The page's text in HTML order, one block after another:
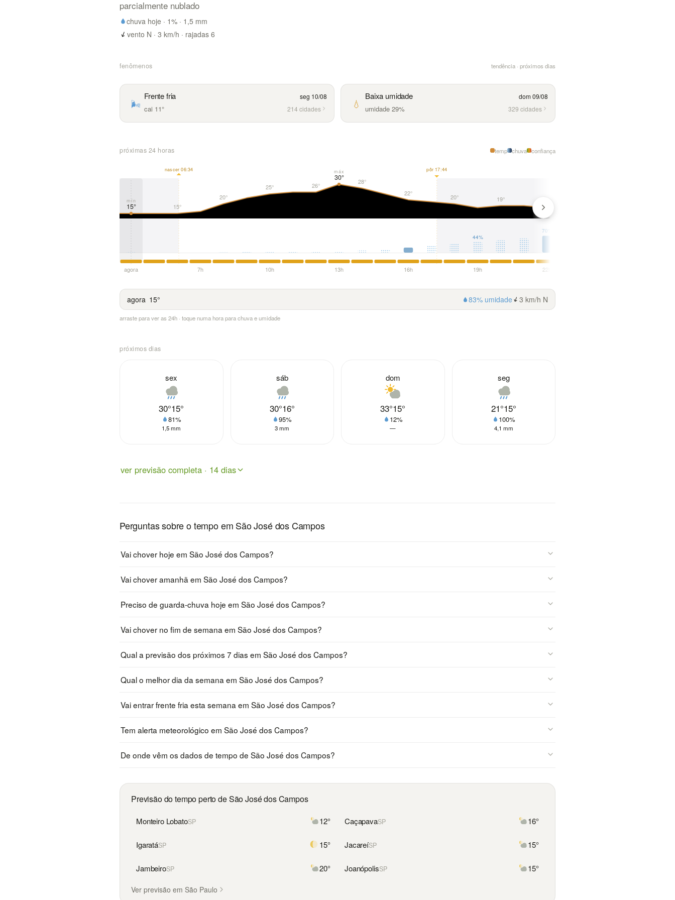
parcialmente nublado
chuva hoje · 1% · 1,5 mm
vento N · 3 km/h · rajadas 6
fenômenos tendência · próximos dias
🌬️
Frente fria seg 10/08
cai 11° 214 cidades 💧
Baixa umidade dom 09/08
umidade 29% 329 cidades
próximas 24 horas temp chuva confiança
15° 15°
20°
25° 26°
30°
28°
22°
20° 19°
máx
mín
44%
70%
agora 7h 10h 13h 16h 19h 22h
nascer 06:34 pôr 17:44
agora 15° 83% umidade 3 km/h N
arraste para ver as 24h · toque numa hora para chuva e umidade
próximos dias
sex
30°15°
81%
1,5 mm
sáb
30°16°
95%
3 mm
dom
33°15°
12%
—
seg
21°15°
100%
4,1 mm
ver previsão completa · 14 dias
Perguntas sobre o tempo em São José dos Campos
Vai chover hoje em São José dos Campos?
Vai chover amanhã em São José dos Campos?
Preciso de guarda-chuva hoje em São José dos Campos?
Vai chover no fim de semana em São José dos Campos?
Qual a previsão dos próximos 7 dias em São José dos Campos?
Qual o melhor dia da semana em São José dos Campos?
Vai entrar frente fria esta semana em São José dos Campos?
Tem alerta meteorológico em São José dos Campos?
De onde vêm os dados de tempo de São José dos Campos?
Previsão do tempo perto de São José dos Campos
Monteiro LobatoSP 12° CaçapavaSP 16°
IgaratáSP 15° JacareíSP 15°
JambeiroSP 20° JoanópolisSP 15°
Ver previsão em São Paulo